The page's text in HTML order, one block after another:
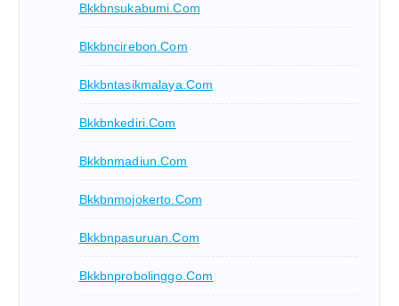
Bkkbnsukabumi.com
Bkkbncirebon.com
Bkkbntasikmalaya.com
Bkkbnkediri.com
Bkkbnmadiun.com
Bkkbnmojokerto.com
Bkkbnpasuruan.com
Bkkbnprobolinggo.com